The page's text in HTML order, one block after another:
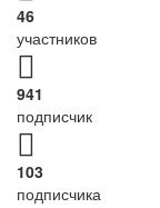
46
участников
941
подписчик
103
подписчика